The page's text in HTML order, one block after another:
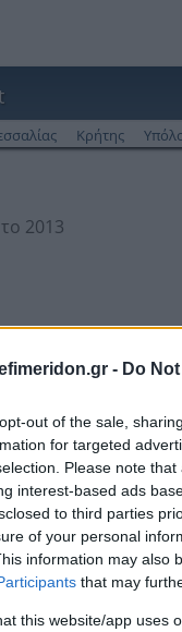
- Do
out of the sale,
for targeted
Please note
interest-based ads
to third parties
of your personal
information may also
that may
this website/app uses
Κρήτης
2013